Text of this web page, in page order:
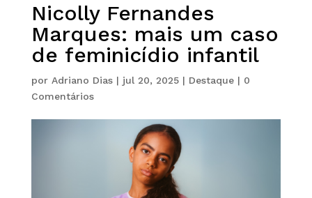
Nicolly Fernandes
Marques: mais um caso
de feminicídio infantil
por Adriano Dias| jul 20, 2025| Destaque| 0
Comentários